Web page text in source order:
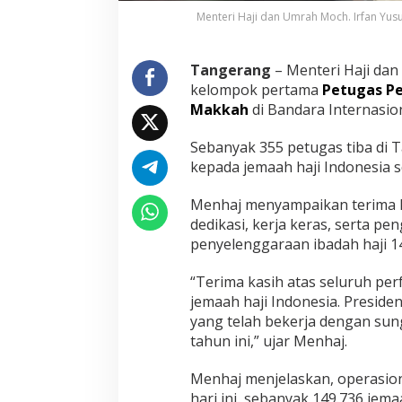
i
H
D
a
e
M
k
k
a
h
Menteri Haji dan Umrah Moch. Irfan
Tangerang – Menteri Haji
kelompok pertama Petugas
Makkah di Bandara
Sebanyak 355 petugas tiba di
kepada jemaah haji Indonesia
Menhaj menyampaikan
dedikasi, kerja keras, serta
penyelenggaraan ibadah haji
“Terima kasih atas seluruh
jemaah haji Indonesia.
yang telah bekerja dengan
tahun ini,” ujar Menhaj.
Menhaj menjelaskan,